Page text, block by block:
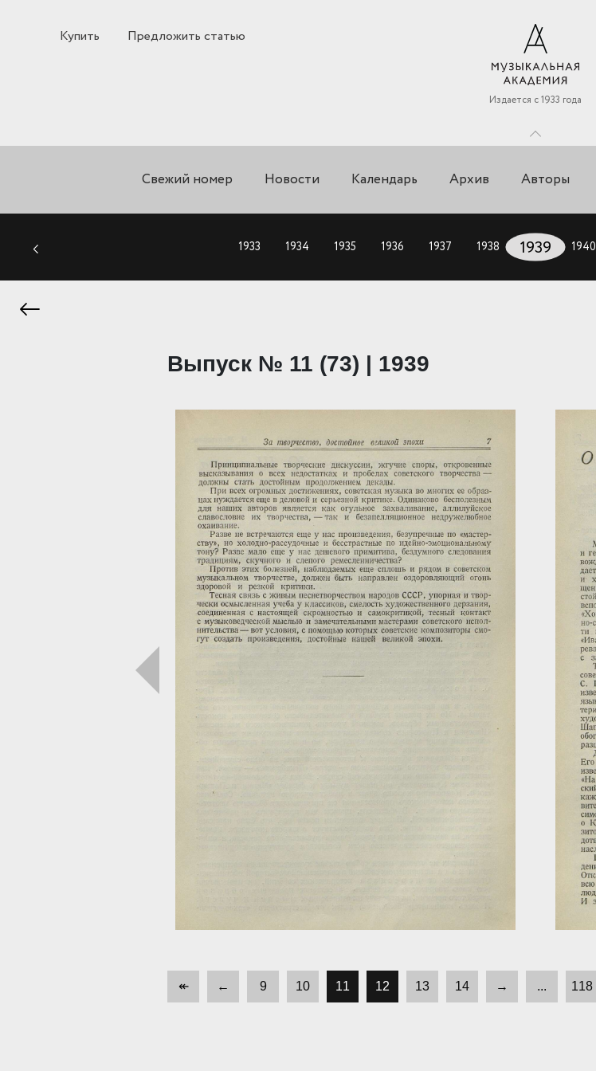
Купить Предложить статью
Издается с 1933 года
Свежий номер Новости Календарь Архив Авторы
1933 1934 1935 1936 1937 1938 1939 1940
Выпуск № 11 (73) | 1939
↞ ← 9 10 11 12 13 14 → ... 118